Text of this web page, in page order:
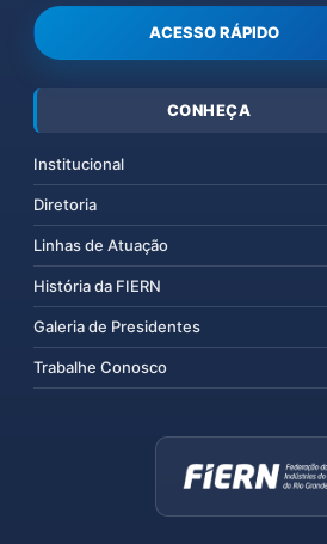
ACESSO RÁPIDO
CONHEÇA
Institucional
Diretoria
Linhas de Atuação
História da FIERN
Galeria de Presidentes
Trabalhe Conosco